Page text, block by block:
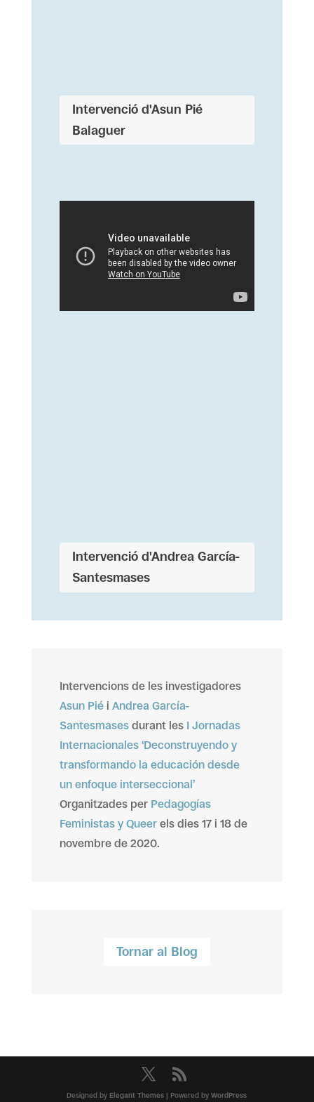
Intervenció d'Asun Pié
Balaguer
Intervenció d'Andrea García-
Santesmases
Intervencions de les investigadores
Asun Piéi Andrea García-
Santesmasesdurant les I Jornadas
Internacionales ‘Deconstruyendo y
transformando la educación desde
un enfoque interseccional’
Organitzades per Pedagogías
Feministas y Queerels dies 17 i 18 de
novembre de 2020.
Tornar al Blog
Designed by Elegant Themes | Powered byWordPress